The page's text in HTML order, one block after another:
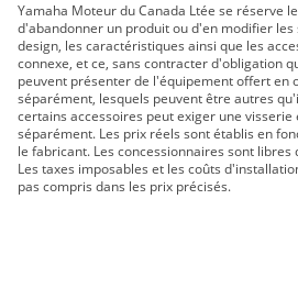
GRIZZLY DAE SE 2019
210 FSH SPORT 2019
EXR 2019
EX DELUXE 2019
EX 2019
FX HO 2019
FX CRUISER HO 2019
FX SVHO 2019
Yamaha Moteur du Canada Ltée se réserve
d'abandonner un produit ou d'en modifier les
design, les caractéristiques ainsi que les
connexe, et ce, sans contracter d'obligation
peuvent présenter de l'équipement offert en
séparément, lesquels peuvent être autres
certains accessoires peut exiger une visserie
séparément. Les prix réels sont établis en
le fabricant. Les concessionnaires sont
Les taxes imposables et les coûts
pas compris dans les prix précisés.